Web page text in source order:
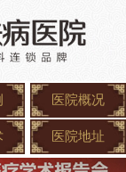
医院概况
医院地址